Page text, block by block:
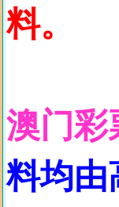
料。
澳门彩
料均由